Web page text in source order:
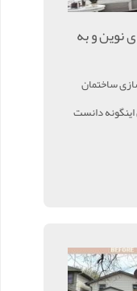
نوین و به
ساختمان
اینگونه دانست